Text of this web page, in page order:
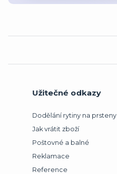
Užitečné odkazy
Dodělání rytiny na prsteny
Jak vrátit zboží
Poštovné a balné
Reklamace
Reference